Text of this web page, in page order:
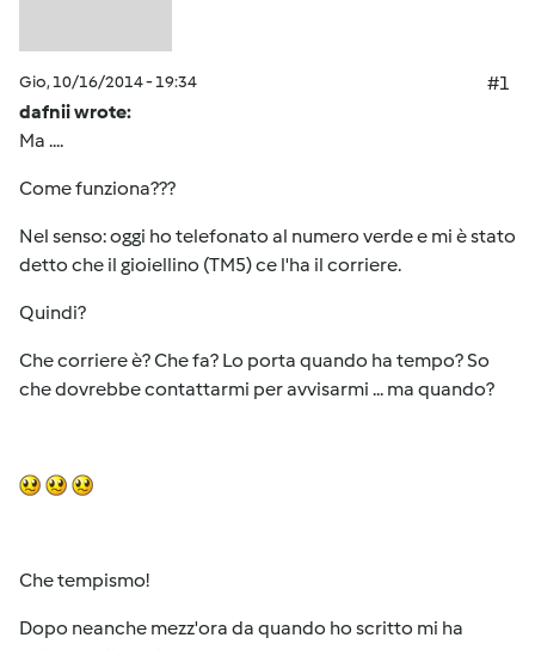
Gio, 10/16/2014 - 19:34
#1
dafnii wrote:
Ma ....
Come funziona???
Nel senso: oggi ho telefonato al numero verde e mi è stato
detto che il gioiellino (TM5) ce l'ha il corriere.
Quindi?
Che corriere è? Che fa? Lo porta quando ha tempo? So
che dovrebbe contattarmi per avvisarmi ... ma quando?
Che tempismo!
Dopo neanche mezz'ora da quando ho scritto mi ha